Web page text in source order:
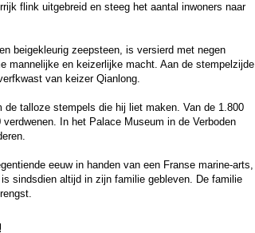
flink uitgebreid en steeg het aantal inwoners naar
beigekleurig zeepsteen, is versierd met negen
mannelijke en keizerlijke macht. Aan de stempelzijde
van keizer Qianlong.
de talloze stempels die hij liet maken. Van de 1.800
In het Palace Museum in de Verboden
eeuw in handen van een Franse marine-arts,
sindsdien altijd in zijn familie gebleven. De familie